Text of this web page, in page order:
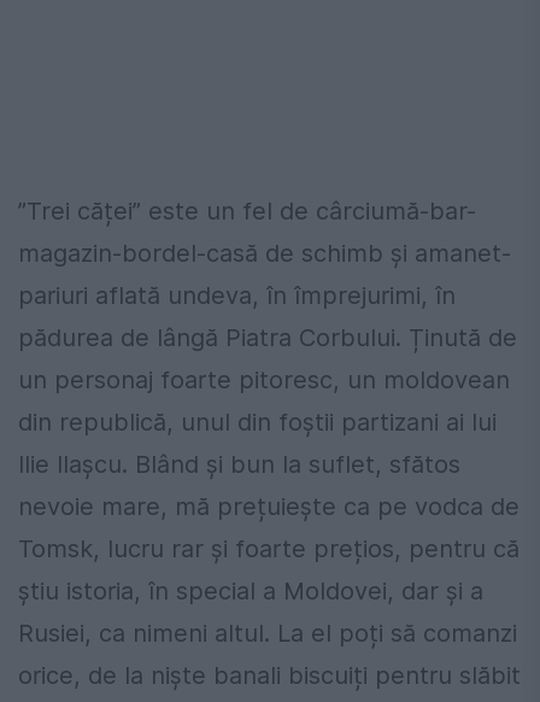
”Trei căței” este un fel de cârciumă-bar-
magazin-bordel-casă de schimb și amanet-
pariuri aflată undeva, în împrejurimi, în
pădurea de lângă Piatra Corbului. Ținută de
un personaj foarte pitoresc, un moldovean
din republică, unul din foștii partizani ai lui
Ilie Ilașcu. Blând și bun la suflet, sfătos
nevoie mare, mă prețuiește ca pe vodca de
Tomsk, lucru rar și foarte prețios, pentru că
știu istoria, în special a Moldovei, dar și a
Rusiei, ca nimeni altul. La el poți să comanzi
orice, de la niște banali biscuiți pentru slăbit